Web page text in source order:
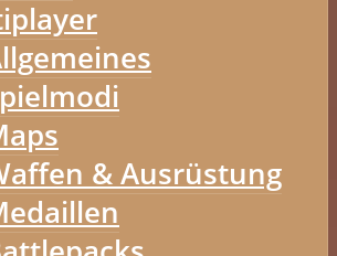
& Ausrüstung